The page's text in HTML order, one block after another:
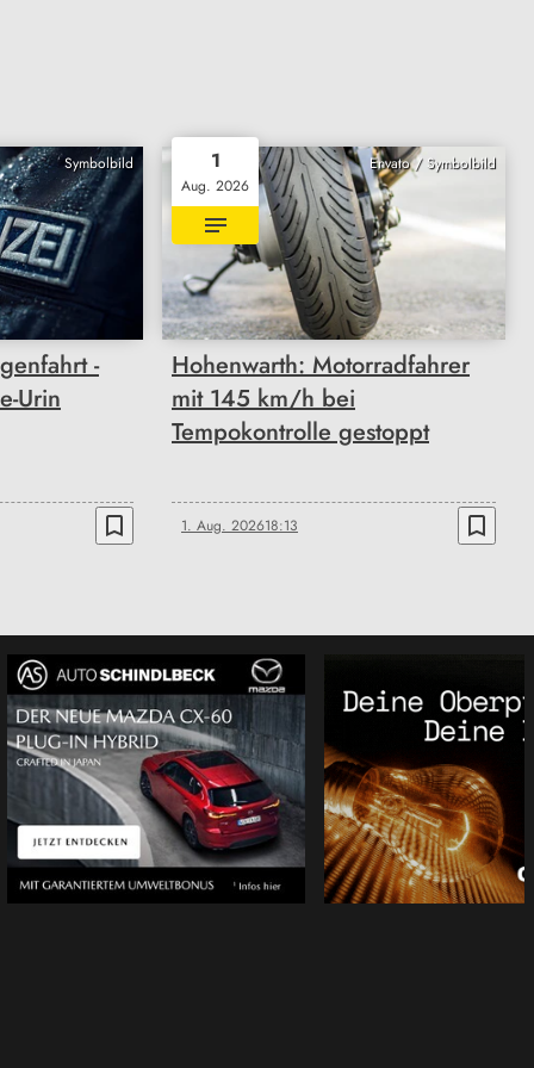
Symbolbild
-
Urin
bookmark_border
Envato / Symbolbild
1
Aug. 2026
Hohenwarth: Motorradfahrer
mit 145 km/h bei
Tempokontrolle gestoppt
1. Aug. 202618:13 bookmark_border